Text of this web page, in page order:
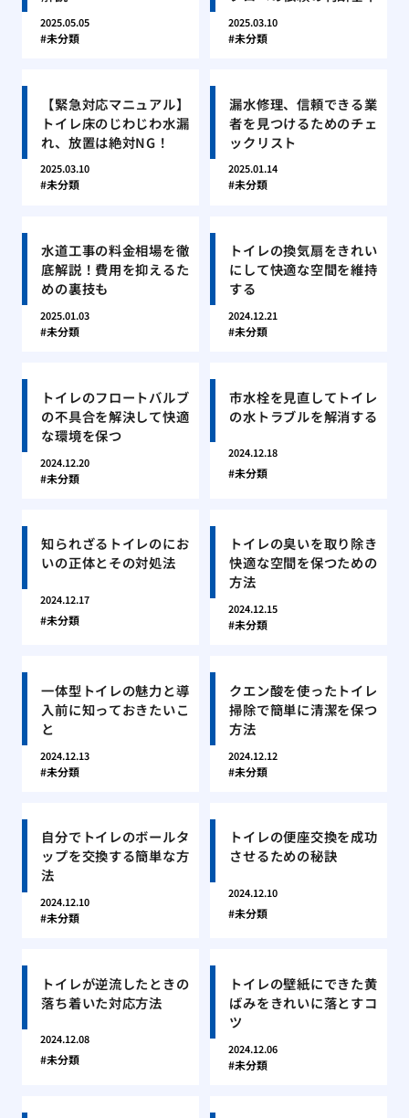
2025.05.05
未分類
2025.03.10
未分類
【緊急対応マニュアル】
トイレ床のじわじわ水漏
れ、放置は絶対NG！
2025.03.10
未分類
漏水修理、信頼できる業
者を見つけるためのチェ
ックリスト
2025.01.14
未分類
水道工事の料金相場を徹
底解説！費用を抑えるた
めの裏技も
2025.01.03
未分類
トイレの換気扇をきれい
にして快適な空間を維持
する
2024.12.21
未分類
トイレのフロートバルブ
の不具合を解決して快適
な環境を保つ
2024.12.20
未分類
市水栓を見直してトイレ
の水トラブルを解消する
2024.12.18
未分類
知られざるトイレのにお
いの正体とその対処法
2024.12.17
未分類
トイレの臭いを取り除き
快適な空間を保つための
方法
2024.12.15
未分類
一体型トイレの魅力と導
入前に知っておきたいこ
と
2024.12.13
未分類
クエン酸を使ったトイレ
掃除で簡単に清潔を保つ
方法
2024.12.12
未分類
自分でトイレのボールタ
ップを交換する簡単な方
法
2024.12.10
未分類
トイレの便座交換を成功
させるための秘訣
2024.12.10
未分類
トイレが逆流したときの
落ち着いた対応方法
2024.12.08
未分類
トイレの壁紙にできた黄
ばみをきれいに落とすコ
ツ
2024.12.06
未分類